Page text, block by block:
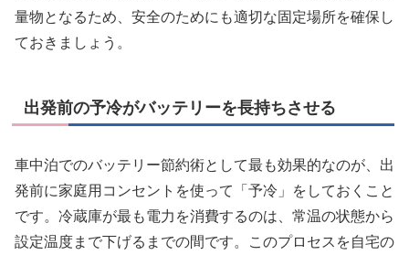
量物となるため、安全のためにも適切な固定場所を確保し
ておきましょう。
出発前の予冷がバッテリーを長持ちさせる
車中泊でのバッテリー節約術として最も効果的なのが、出
発前に家庭用コンセントを使って「予冷」をしておくこと
です。冷蔵庫が最も電力を消費するのは、常温の状態から
設定温度まで下げるまでの間です。このプロセスを自宅の